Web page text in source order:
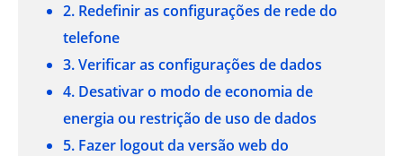
2. Redefinir as configurações de rede do
telefone
3. Verificar as configurações de dados
4. Desativar o modo de economia de
energia ou restrição de uso de dados
5. Fazer logout da versão web do